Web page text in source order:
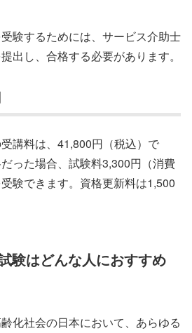
験するためには、サービス介助士
出し、合格する必要があります。
講料は、41,800円（税込）で
った場合、試験料3,300円（消費
験できます。資格更新料は1,500
験はどんな人におすすめ
化社会の日本において、あらゆる